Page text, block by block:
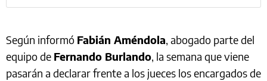
Según informó Fabián Améndola, abogado parte del
equipo de Fernando Burlando, la semana que viene
pasarán a declarar frente a los jueces los encargados de